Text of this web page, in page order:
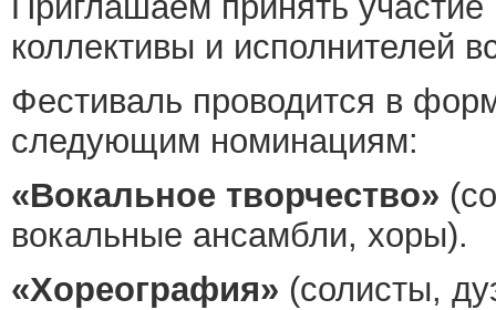
коллективы и исполнителей
Фестиваль проводится в
следующим номинациям:
«Вокальное творчество»
вокальные ансамбли, хоры).
«Хореография» (солисты,